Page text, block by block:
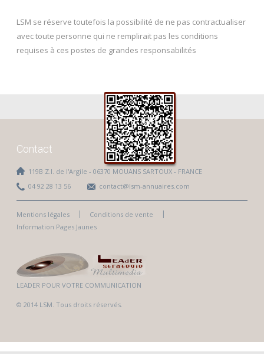
LSM se réserve toutefois la possibilité de ne pas contractualiser
avec toute personne qui ne remplirait pas les conditions
requises à ces postes de grandes responsabilités
Contact
Bonjour
119B Z.I. de l'Argile - 06370 MOUANS SARTOUX - FRANCE
04 92 28 13 56
contact@lsm-annuaires.com
Mentions légales
Conditions de vente
Information Pages Jaunes
LEADER POUR VOTRE COMMUNICATION
© 2014 LSM. Tous droits réservés.